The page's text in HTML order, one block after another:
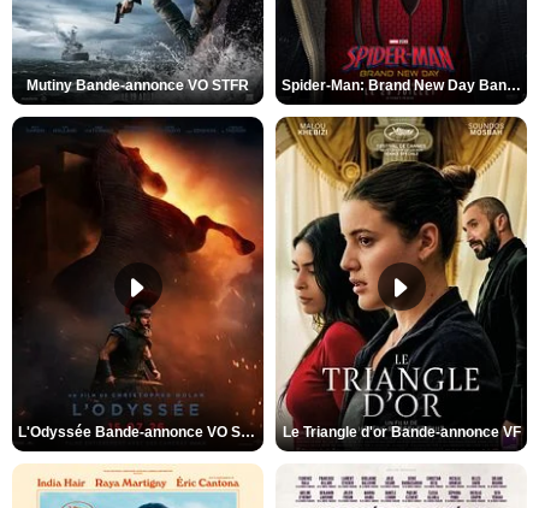
Mutiny Bande-annonce VO STFR Spider-Man: Brand New Day Bande-annonce VO STFR
L'Odyssée Bande-annonce VO STFR Le Triangle d'or Bande-annonce VF